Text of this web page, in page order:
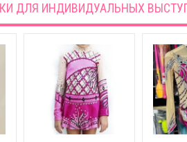
ДЛЯ ИНДИВИДУАЛЬНЫХ